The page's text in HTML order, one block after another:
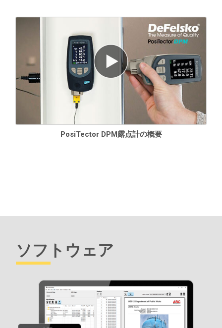
すべてのゲージには、湿度、温度センサー、保護ラバーホルス
ター、リストストラップ、単4電池3本、取扱説明書、保護キャ
リングケース（DPM/DPMA/DPMD）、ハードシェルキャリン
グケース（DPMS）、保護レンズシールド、NISTトレーサブル
長尺校正証明書、USBケーブル、2年保証が付属しています。
PosiTector DPM露点計の概要
ソフトウェア